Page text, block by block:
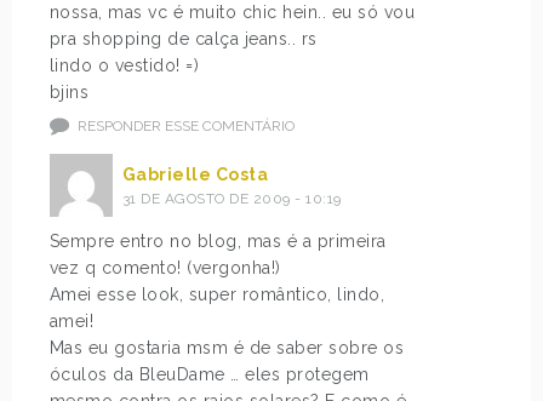
nossa, mas vc é muito chic hein.. eu só vou
pra shopping de calça jeans.. rs
lindo o vestido! =)
bjins
RESPONDER ESSE COMENTÁRIO
Gabrielle Costa
31 DE AGOSTO DE 2009 - 10:19
Sempre entro no blog, mas é a primeira
vez q comento! (vergonha!)
Amei esse look, super romântico, lindo,
amei!
Mas eu gostaria msm é de saber sobre os
óculos da BleuDame … eles protegem